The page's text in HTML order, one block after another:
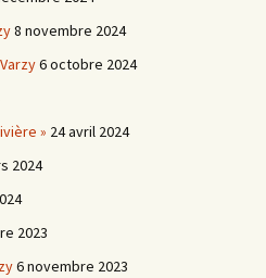
8 novembre 2024
6 octobre 2024
» 24 avril 2024
2024
2023
6 novembre 2023